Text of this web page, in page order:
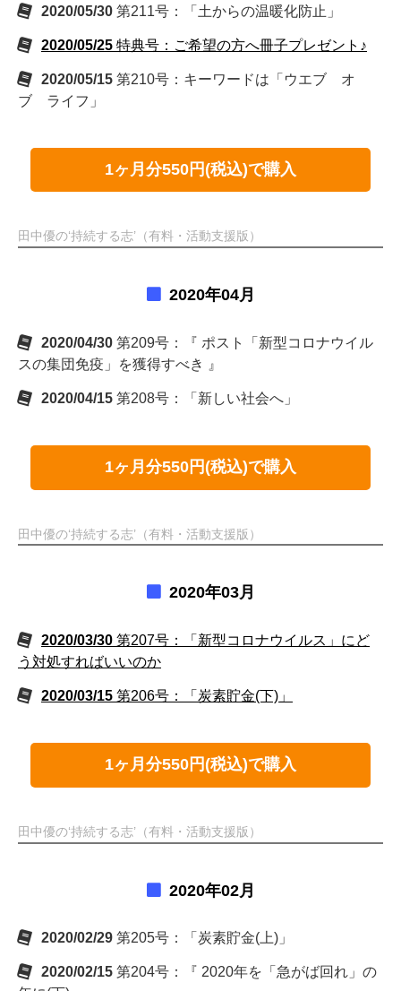
2020/05/30 第211号：「土からの温暖化防止」
2020/05/25 特典号：ご希望の方へ冊子プレゼント♪
2020/05/15 第210号：キーワードは「ウエブ オ
ブ ライフ」
1ヶ月分550円(税込)で購入
田中優の‘持続する志’（有料・活動支援版）
2020年04月
2020/04/30 第209号：『 ポスト「新型コロナウイル
スの集団免疫」を獲得すべき 』
2020/04/15 第208号：「新しい社会へ」
1ヶ月分550円(税込)で購入
田中優の‘持続する志’（有料・活動支援版）
2020年03月
2020/03/30 第207号：「新型コロナウイルス」にど
う対処すればいいのか
2020/03/15 第206号：「炭素貯金(下)」
1ヶ月分550円(税込)で購入
田中優の‘持続する志’（有料・活動支援版）
2020年02月
2020/02/29 第205号：「炭素貯金(上)」
2020/02/15 第204号：『 2020年を「急がば回れ」の